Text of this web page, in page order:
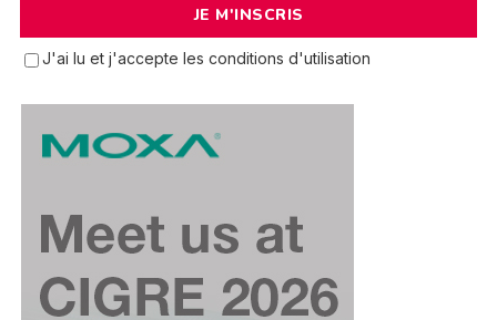
J'ai lu et j'accepte les conditions d'utilisation